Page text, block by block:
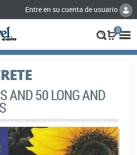
Entre en su cuenta de usuario
0
AND 50 LONG AND